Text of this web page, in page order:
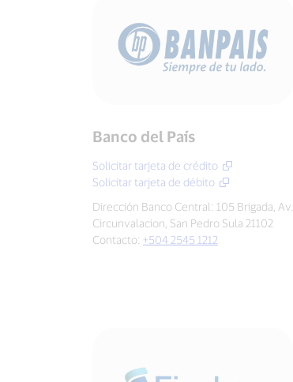
Banco del País
Solicitar tarjeta de crédito
Solicitar tarjeta de débito
Dirección Banco Central: 105 Brigada, Av.
Circunvalacion, San Pedro Sula 21102
Contacto: +504 2545 1212